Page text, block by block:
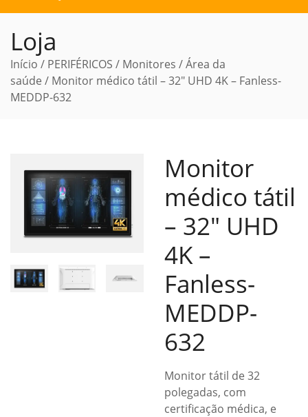
Loja
Início / PERIFÉRICOS / Monitores /Área da
saúde / Monitor médico tátil – 32″ UHD 4K – Fanless-
MEDDP-632
Monitor
médico tátil
– 32″ UHD
4K –
Fanless-
MEDDP-
632
Monitor tátil de 32
polegadas, com
certificação médica, e